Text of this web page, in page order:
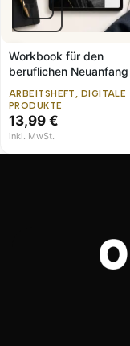
Workbook für den
beruflichen Neuanfang
ARBEITSHEFT , DIGITALE
PRODUKTE
13,99 €
inkl. MwSt.